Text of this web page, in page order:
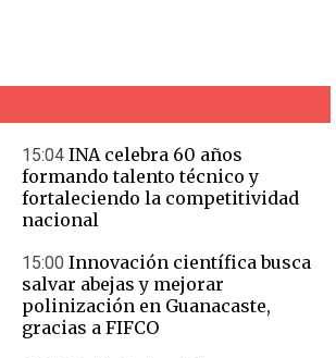
15:04 INA celebra 60 años
formando talento técnico y
fortaleciendo la competitividad
nacional
15:00 Innovación científica busca
salvar abejas y mejorar
polinización en Guanacaste,
gracias a FIFCO